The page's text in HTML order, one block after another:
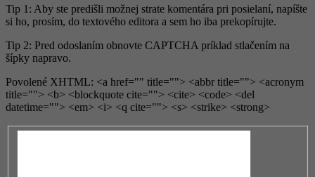
Tip 1: Aby ste predišli možnej strate komentára pri posielaní, napíšte
si ho, prosím, do textového editora a sem ho iba prekopírujte.
Tip 2: Pred odoslaním obnovte CAPTCHA príklad stlačením na
šípky napravo.
Povolené XHTML: <a href="" title=""> <abbr title=""> <acronym
title=""> <b> <blockquote cite=""> <cite> <code> <del
datetime=""> <em> <i> <q cite=""> <s> <strike> <strong>